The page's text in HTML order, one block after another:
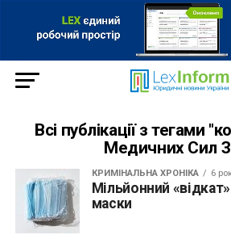
Всі публікації з тегами
Медичних Сил
КРИМІНАЛЬНА ХРОНІКА 6
Мільйонний
маски